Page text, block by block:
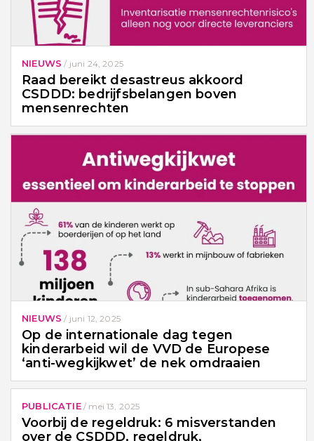
NIEUWS / juni 24, 2025
Raad bereikt desastreus akkoord
CSDDD: bedrijfsbelangen boven
mensenrechten
NIEUWS / juni 12, 2025
Op de internationale dag tegen
kinderarbeid wil de VVD de Europese
‘anti-wegkijkwet’ de nek omdraaien
PUBLICATIE/ mei 13, 2025
Voorbij de regeldruk: 6 misverstanden
over de CSDDD, regeldruk,